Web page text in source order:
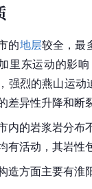
的地层较全，最
里东运动的影
强烈的燕山运动
差异性升降和断
内的岩浆岩分布
有活动，其岩性
造方面主要有淮